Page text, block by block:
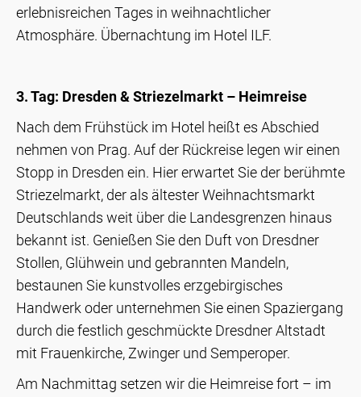
erlebnisreichen Tages in weihnachtlicher
Atmosphäre. Übernachtung im Hotel ILF.
3. Tag: Dresden & Striezelmarkt – Heimreise
Nach dem Frühstück im Hotel heißt es Abschied
nehmen von Prag. Auf der Rückreise legen wir einen
Stopp in Dresden ein. Hier erwartet Sie der berühmte
Striezelmarkt, der als ältester Weihnachtsmarkt
Deutschlands weit über die Landesgrenzen hinaus
bekannt ist. Genießen Sie den Duft von Dresdner
Stollen, Glühwein und gebrannten Mandeln,
bestaunen Sie kunstvolles erzgebirgisches
Handwerk oder unternehmen Sie einen Spaziergang
durch die festlich geschmückte Dresdner Altstadt
mit Frauenkirche, Zwinger und Semperoper.
Am Nachmittag setzen wir die Heimreise fort – im